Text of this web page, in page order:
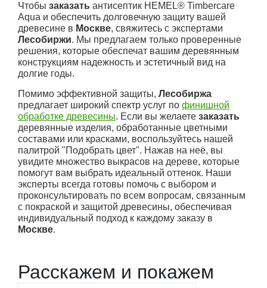
Чтобы заказать антисептик HEMEL® Timbercare
Aqua и обеспечить долговечную защиту вашей
древесине в Москве, свяжитесь с экспертами
Лесобиржи. Мы предлагаем только проверенные
решения, которые обеспечат вашим деревянным
конструкциям надежность и эстетичный вид на
долгие годы.
Помимо эффективной защиты, Лесобиржа
предлагает широкий спектр услуг по финишной
обработке древесины. Если вы желаете заказать
деревянные изделия, обработанные цветными
составами или красками, воспользуйтесь нашей
палитрой "Подобрать цвет". Нажав на неё, вы
увидите множество выкрасов на дереве, которые
помогут вам выбрать идеальный оттенок. Наши
эксперты всегда готовы помочь с выбором и
проконсультировать по всем вопросам, связанным
с покраской и защитой древесины, обеспечивая
индивидуальный подход к каждому заказу в
Москве.
Расскажем и покажем